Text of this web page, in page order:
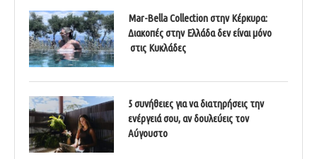
Mar-Bella Collection στην Κέρκυρα:
Διακοπές στην Ελλάδα δεν είναι μόνο
στις Κυκλάδες
5 συνήθειες για να διατηρήσεις την
ενέργειά σου, αν δουλεύεις τον
Αύγουστο